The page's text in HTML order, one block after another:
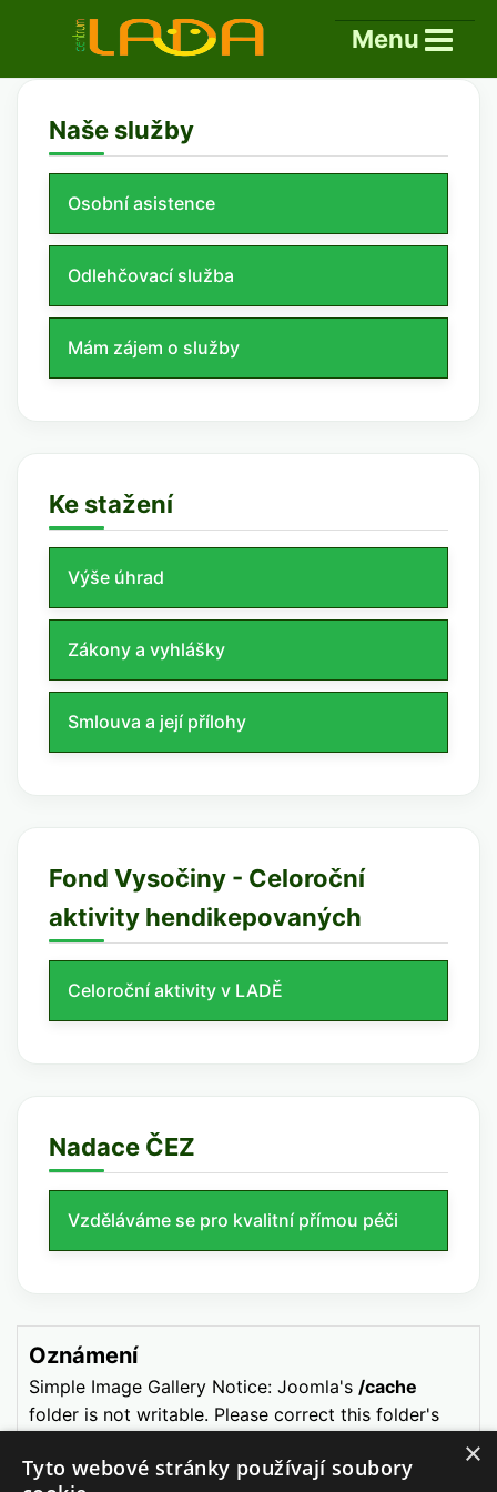
Menu
Naše služby
Osobní asistence
Odlehčovací služba
Mám zájem o služby
Ke stažení
Výše úhrad
Zákony a vyhlášky
Smlouva a její přílohy
Fond Vysočiny - Celoroční
aktivity hendikepovaných
Celoroční aktivity v LADĚ
Nadace ČEZ
Vzděláváme se pro kvalitní přímou péči
Oznámení
Simple Image Gallery Notice: Joomla's /cache
folder is not writable. Please correct this folder's
×
Tyto webové stránky používají soubory